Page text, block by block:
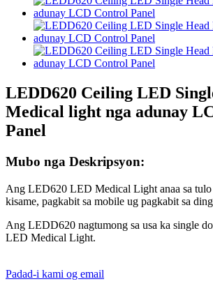
LEDD620 Ceiling LED
Medical light nga adunay
Panel
Mubo nga Deskripsyon:
Ang LED620 LED Medical Light anaa sa tulo
kisame, pagkabit sa mobile ug pagkabit sa
Ang LEDD620 nagtumong sa usa ka single
LED Medical Light.
Padad-i kami og email